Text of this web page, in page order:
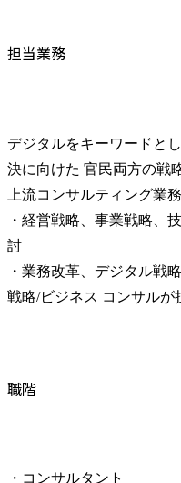
担当業務
デジタルをキーワードと
決に向けた 官民両方の戦
上流コンサルティング業務
・経営戦略、事業戦略、
討
・業務改革、デジタル戦
戦略/ビジネス コンサルが
職階
・コンサルタント